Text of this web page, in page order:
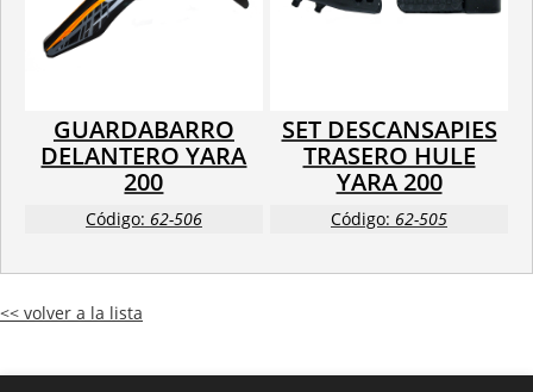
GUARDABARRO
DELANTERO YARA
200
Código: 62-506
SET DESCANSAPIES
TRASERO HULE
YARA 200
Código: 62-505
<< volver a la lista